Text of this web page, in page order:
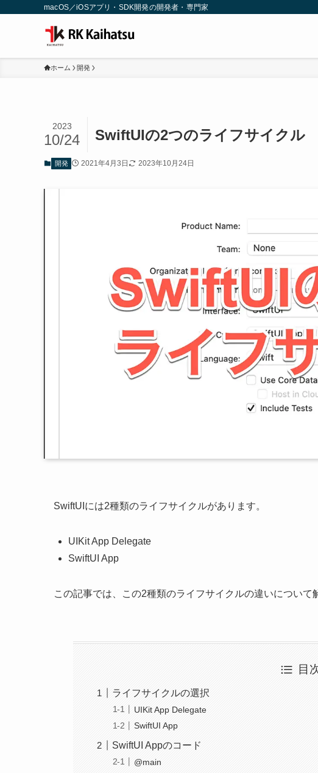
macOS／iOSアプリ・SDK開発の開発者・専門家
ホーム 開発
SwiftUIの2つのライフサイクル
2023
10/24
開発 2021年4月3日 2023年10月24日
SwiftUIには2種類のライフサイクルがあります。
UIKit App Delegate
SwiftUI App
この記事では、この2種類のライフサイクルの違いについて
目
ライフサイクルの選択
UIKit App Delegate
SwiftUI App
SwiftUI Appのコード
@main